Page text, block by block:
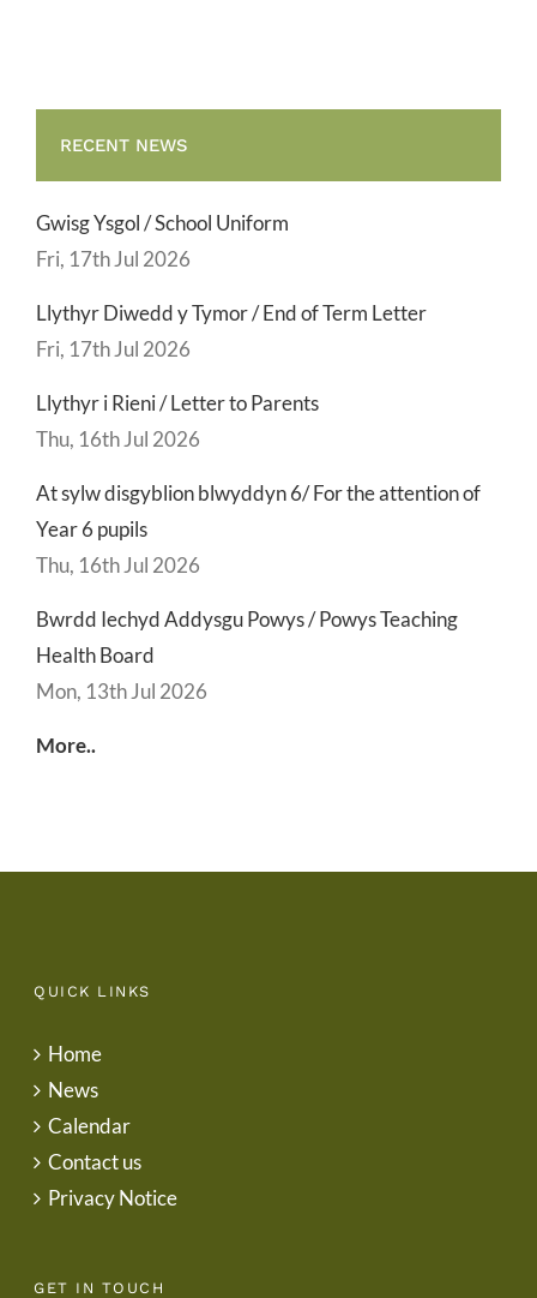
RECENT NEWS
Gwisg Ysgol / School Uniform
Fri, 17th Jul 2026
Llythyr Diwedd y Tymor / End of Term Letter
Fri, 17th Jul 2026
Llythyr i Rieni / Letter to Parents
Thu, 16th Jul 2026
At sylw disgyblion blwyddyn 6/ For the attention of
Year 6 pupils
Thu, 16th Jul 2026
Bwrdd Iechyd Addysgu Powys / Powys Teaching
Health Board
Mon, 13th Jul 2026
More..
QUICK LINKS
Home
News
Calendar
Contact us
Privacy Notice
GET IN TOUCH